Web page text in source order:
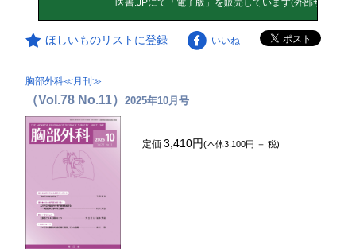
ほしいものリストに登録 いいね
胸部外科≪月刊≫
（Vol.78 No.11）2025年10月号
定価3,410円(本体3,100円 ＋ 税)